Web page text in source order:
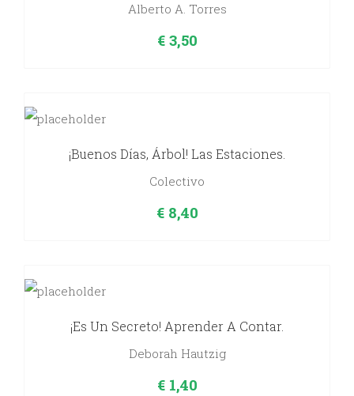
Alberto A. Torres
€3,50
¡Buenos Días, Árbol! Las Estaciones.
Colectivo
€8,40
¡Es Un Secreto! Aprender A Contar.
Deborah Hautzig
€1,40